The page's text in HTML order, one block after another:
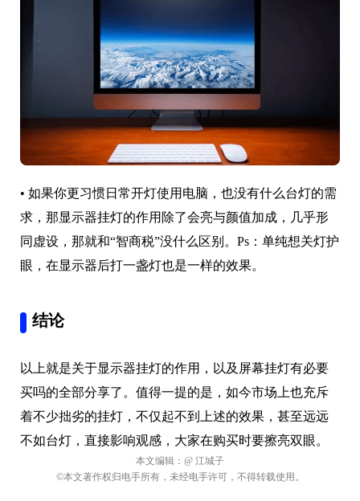
• 如果你更习惯日常开灯使用电脑，也没有什么台灯的需
求，那显示器挂灯的作用除了会亮与颜值加成，几乎形
同虚设，那就和“智商税”没什么区别。Ps：单纯想关灯护
眼，在显示器后打一盏灯也是一样的效果。
结论
以上就是关于显示器挂灯的作用，以及屏幕挂灯有必要
买吗的全部分享了。值得一提的是，如今市场上也充斥
着不少拙劣的挂灯，不仅起不到上述的效果，甚至远远
不如台灯，直接影响观感，大家在购买时要擦亮双眼。
本文编辑： @ 江城子
©本文著作权归电手所有，未经电手许可，不得转载使用。